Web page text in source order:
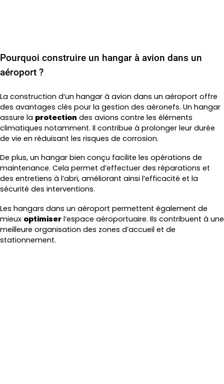
Pourquoi construire un hangar à avion dans un
aéroport ?
La construction d’un hangar à avion dans un aéroport offre
des avantages clés pour la gestion des aéronefs. Un hangar
assure la protection des avions contre les éléments
climatiques notamment. Il contribue à prolonger leur durée
de vie en réduisant les risques de corrosion.
De plus, un hangar bien conçu facilite les opérations de
maintenance. Cela permet d’effectuer des réparations et
des entretiens à l’abri, améliorant ainsi l’efficacité et la
sécurité des interventions.
Les hangars dans un aéroport permettent également de
mieux optimiser l’espace aéroportuaire. Ils contribuent à une
meilleure organisation des zones d’accueil et de
stationnement.